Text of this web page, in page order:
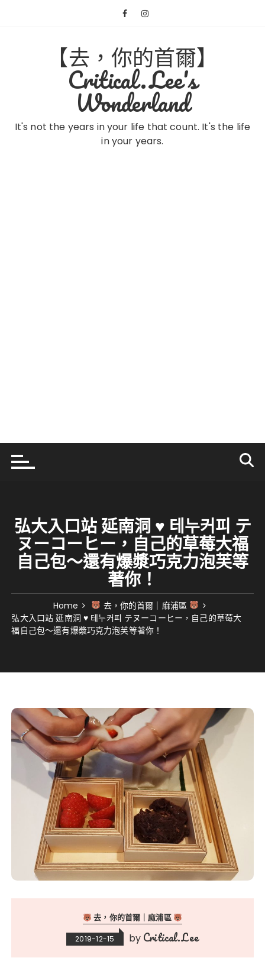
【去，你的首爾】
Critical.Lee's
Wonderland
It's not the years in your life that count. It's the life
in your years.
弘大入口站 延南洞 ♥ 테누커피 テ
ヌーコーヒー，自己的草莓大福
自己包～還有爆漿巧克力泡芙等
著你！
Home
去，你的首爾｜麻浦區
弘大入口站 延南洞 ♥ 테누커피 テヌーコーヒー，自己的草莓大
福自己包～還有爆漿巧克力泡芙等著你！
去，你的首爾｜麻浦區
2019-12-15 by Critical.Lee